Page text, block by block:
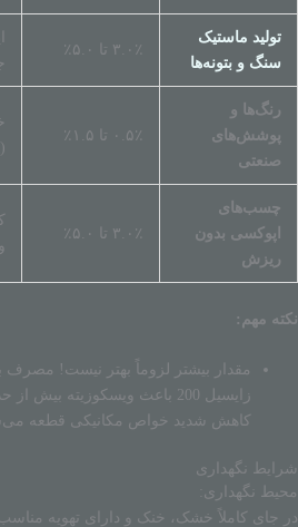
تولید ماستیک
سنگ و بتونه‌ها
۳.۰٪ تا ۵.۰٪
رنگ‌ها و
پوشش‌های
صنعتی
۰.۵٪ تا ۱.۵٪
(Anti-Settling)
چسب‌های
اپوکسی بدون
ریزش
۳.۰٪ تا ۵.۰٪
نکته مهم:
مقدار بیشتر لزوماً بهتر نیست! مصرف
زایسیل 200 باعث ویسکوزیته
کاهش شدید خواص مکانیکی قطعه
شرایط نگهداری
محیط نگهداری:
در جای کاملاً خشک، خنک و دارای تهویه